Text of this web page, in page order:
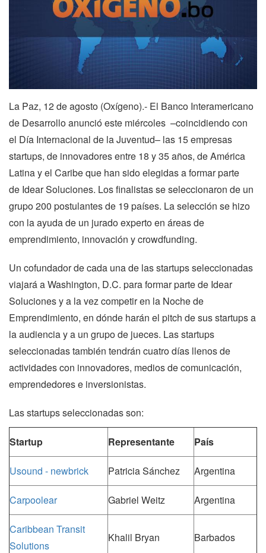
La Paz, 12 de agosto (Oxígeno).- El Banco Interamericano
de Desarrollo anunció este miércoles –coincidiendo con
el Día Internacional de la Juventud– las 15 empresas
startups, de innovadores entre 18 y 35 años, de América
Latina y el Caribe que han sido elegidas a formar parte
de Idear Soluciones. Los finalistas se seleccionaron de un
grupo 200 postulantes de 19 países. La selección se hizo
con la ayuda de un jurado experto en áreas de
emprendimiento, innovación y crowdfunding.
Un cofundador de cada una de las startups seleccionadas
viajará a Washington, D.C. para formar parte de Idear
Soluciones y a la vez competir en la Noche de
Emprendimiento, en dónde harán el pitch de sus startups a
la audiencia y a un grupo de jueces. Las startups
seleccionadas también tendrán cuatro días llenos de
actividades con innovadores, medios de comunicación,
emprendedores e inversionistas.
Las startups seleccionadas son:
Startup Representante País
Usound - newbrick Patricia Sánchez Argentina
Carpoolear Gabriel Weitz Argentina
Caribbean Transit
Solutions
Khalil Bryan Barbados